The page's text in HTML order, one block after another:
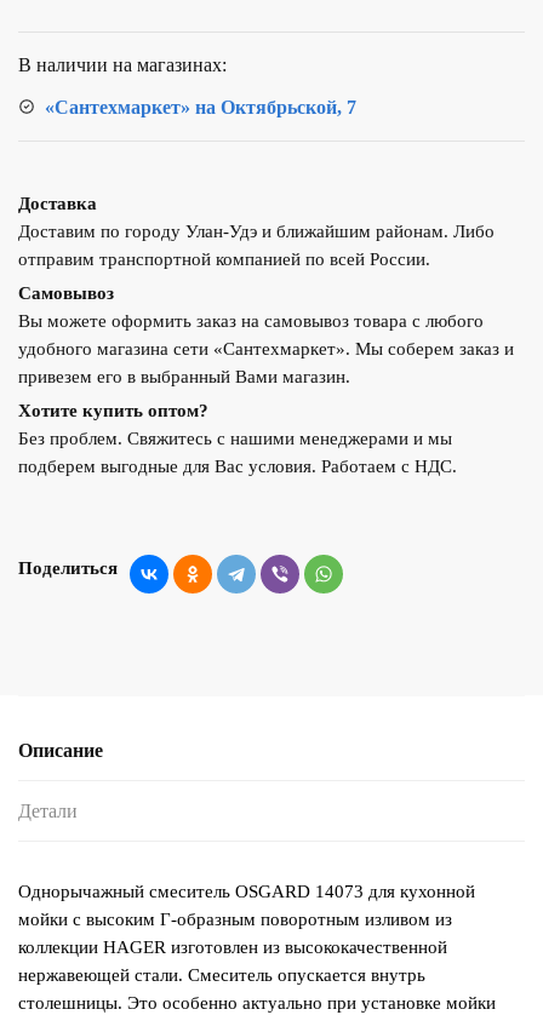
В наличии на магазинах:
«Сантехмаркет» на Октябрьской, 7
Доставка
Доставим по городу Улан-Удэ и ближайшим районам. Либо
отправим транспортной компанией по всей России.
Самовывоз
Вы можете оформить заказ на самовывоз товара с любого
удобного магазина сети «Сантехмаркет». Мы соберем заказ и
привезем его в выбранный Вами магазин.
Хотите купить оптом?
Без проблем. Свяжитесь с нашими менеджерами и мы
подберем выгодные для Вас условия. Работаем с НДС.
Поделиться
Описание
Детали
Однорычажный смеситель OSGARD 14073 для кухонной
мойки с высоким Г-образным поворотным изливом из
коллекции HAGER изготовлен из высококачественной
нержавеющей стали. Смеситель опускается внутрь
столешницы. Это особенно актуально при установке мойки